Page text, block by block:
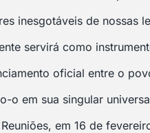
inesgotáveis de nossas
servirá como
oficial entre o
o em sua singular
em 16 de